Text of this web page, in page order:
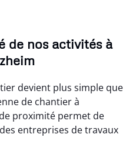
de nos activités à
devient plus simple que
de chantier à
proximité permet de
entreprises de travaux